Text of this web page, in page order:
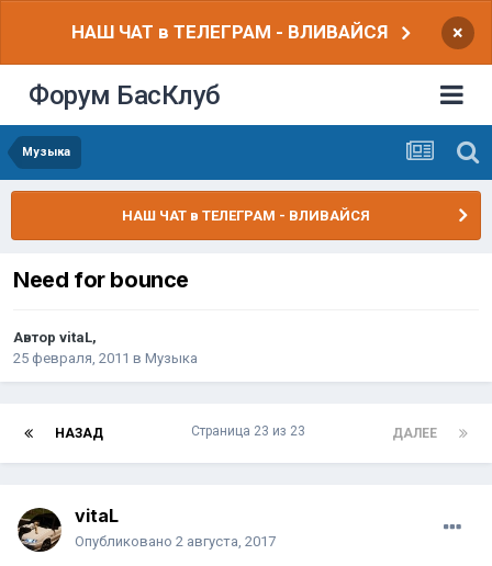
НАШ ЧАТ в ТЕЛЕГРАМ - ВЛИВАЙСЯ ×
Форум БасКлуб
Музыка
НАШ ЧАТ в ТЕЛЕГРАМ - ВЛИВАЙСЯ
Need for bounce
Автор vitaL,
25 февраля, 2011 в Музыка
НАЗАД ДАЛЕЕ
Страница 23 из 23
vitaL
Опубликовано 2 августа, 2017